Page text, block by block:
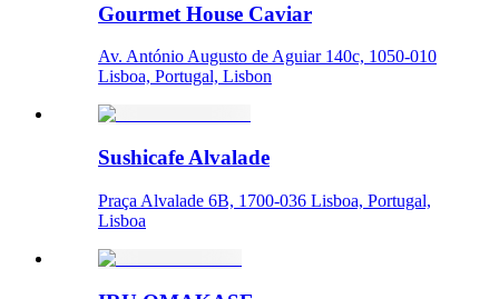
Gourmet House Caviar
Av. António Augusto de Aguiar 140c, 1050-010
Lisboa, Portugal, Lisbon
Sushicafe Alvalade
Praça Alvalade 6B, 1700-036 Lisboa, Portugal,
Lisboa